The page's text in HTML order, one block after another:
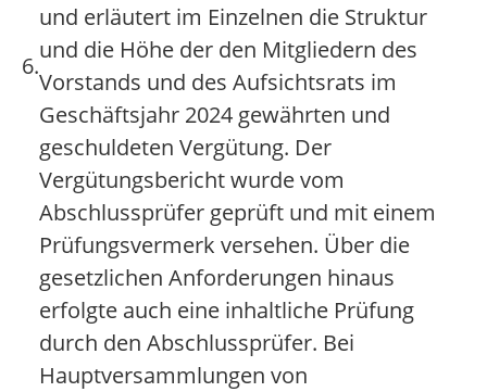
6.
und erläutert im Einzelnen die Struktur
und die Höhe der den Mitgliedern des
Vorstands und des Aufsichtsrats im
Geschäftsjahr 2024 gewährten und
geschuldeten Vergütung. Der
Vergütungsbericht wurde vom
Abschlussprüfer geprüft und mit einem
Prüfungsvermerk versehen. Über die
gesetzlichen Anforderungen hinaus
erfolgte auch eine inhaltliche Prüfung
durch den Abschlussprüfer. Bei
Hauptversammlungen von